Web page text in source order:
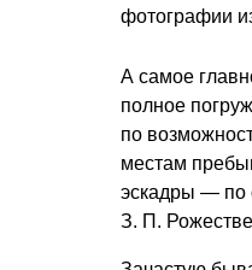
фотографии
А самое
полное
по
местам
эскадры — по
З. П.